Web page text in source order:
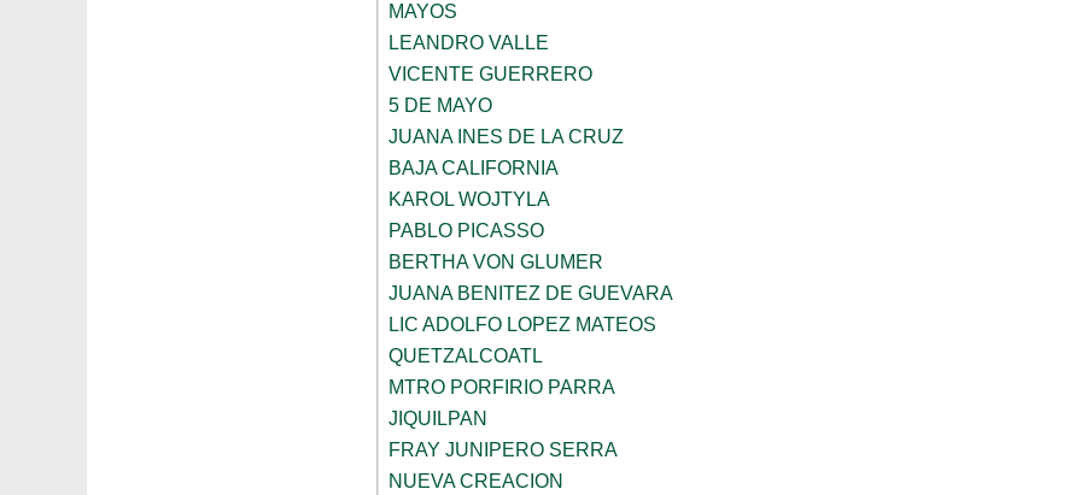
MAYOS
LEANDRO VALLE
VICENTE GUERRERO
5 DE MAYO
JUANA INES DE LA CRUZ
BAJA CALIFORNIA
KAROL WOJTYLA
PABLO PICASSO
BERTHA VON GLUMER
JUANA BENITEZ DE GUEVARA
LIC ADOLFO LOPEZ MATEOS
QUETZALCOATL
MTRO PORFIRIO PARRA
JIQUILPAN
FRAY JUNIPERO SERRA
NUEVA CREACION